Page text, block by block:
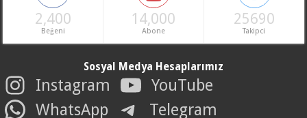
2,400
Beğeni
14,000
Abone
25690
Takipci
Sosyal Medya Hesaplarımız
Instagram
YouTube
WhatsApp
Telegram